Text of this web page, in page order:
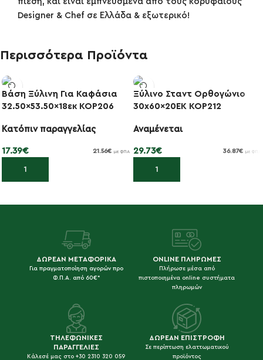
Designer & Chef σε Ελλάδα & εξωτερικό!
Περισσότερα Προϊόντα
Βάση Ξύλινη Για Καφάσια
32.50×53.50×18εκ KOP206
Κατόπιν παραγγελίας
17.39€ 21.56€ με ΦΠΑ
Προσθήκη στο καλάθι
Ξύλινο Σταντ Ορθογώνιο
30x60x20ΕΚ KOP212
Αναμένεται
29.73€ 36.87€ με ΦΠΑ
Προσθήκη στο καλάθι
ΔΩΡΕΑΝ ΜΕΤΑΦΟΡΙΚΑ
Για πραγματοποίηση αγορών προ
Φ.Π.Α. από 60€*
ONLINE ΠΛΗΡΩΜΕΣ
Πλήρωσε μέσα από
πιστοποιημένα online συστήματα
πληρωμών
ΤΗΛΕΦΩΝΙΚΕΣ
ΠΑΡΑΓΓΕΛΙΕΣ
Κάλεσέ μας στο +30 2310 320 059
ΔΩΡΕΑΝ ΕΠΙΣΤΡΟΦΗ
Σε περίπτωση ελαττωματικού
προϊόντος